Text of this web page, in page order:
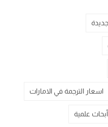
اسعار الترجمة في الامارات
علمية